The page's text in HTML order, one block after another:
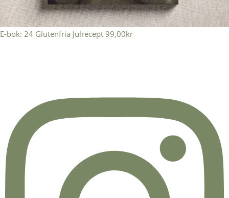
E-bok: 24 Glutenfria Julrecept 99,00kr